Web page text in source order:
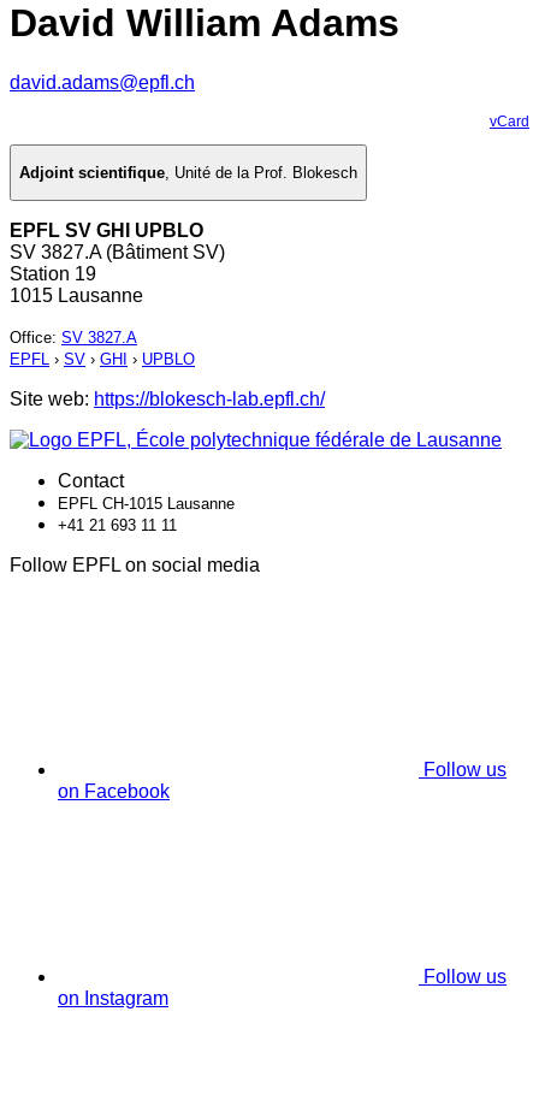
David William Adams
david.adams@epfl.ch
vCard
Adjoint scientifique, Unité de la Prof. Blokesch
EPFL SV GHI UPBLO
SV 3827.A (Bâtiment SV)
Station 19
1015 Lausanne
Office: SV 3827.A
EPFL › SV › GHI › UPBLO
Site web: https://blokesch-lab.epfl.ch/
Contact
EPFL CH-1015 Lausanne
+41 21 693 11 11
Follow EPFL on social media
Follow us
on Facebook
Follow us
on Instagram